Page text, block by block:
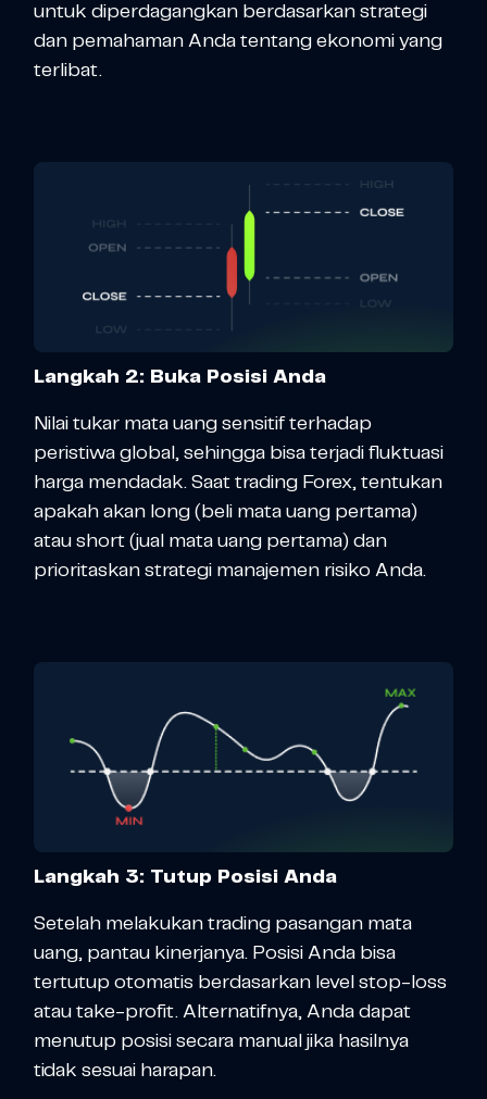
untuk diperdagangkan berdasarkan strategi
dan pemahaman Anda tentang ekonomi yang
terlibat.
Langkah 2: Buka Posisi Anda
Nilai tukar mata uang sensitif terhadap
peristiwa global, sehingga bisa terjadi fluktuasi
harga mendadak. Saat trading Forex, tentukan
apakah akan long (beli mata uang pertama)
atau short (jual mata uang pertama) dan
prioritaskan strategi manajemen risiko Anda.
Langkah 3: Tutup Posisi Anda
Setelah melakukan trading pasangan mata
uang, pantau kinerjanya. Posisi Anda bisa
tertutup otomatis berdasarkan level stop-loss
atau take-profit. Alternatifnya, Anda dapat
menutup posisi secara manual jika hasilnya
tidak sesuai harapan.